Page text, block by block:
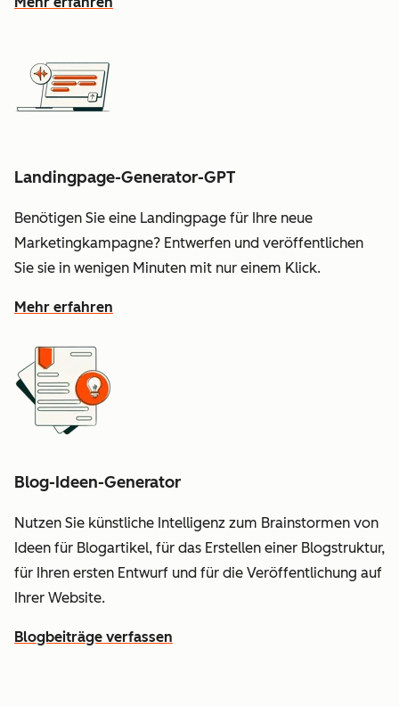
Landingpage-Generator-GPT
Benötigen Sie eine Landingpage für Ihre neue
Marketingkampagne? Entwerfen und veröffentlichen
Sie sie in wenigen Minuten mit nur einem Klick.
Mehr erfahren
Blog-Ideen-Generator
Nutzen Sie künstliche Intelligenz zum Brainstormen von
Ideen für Blogartikel, für das Erstellen einer Blogstruktur,
für Ihren ersten Entwurf und für die Veröffentlichung auf
Ihrer Website.
Blogbeiträge verfassen